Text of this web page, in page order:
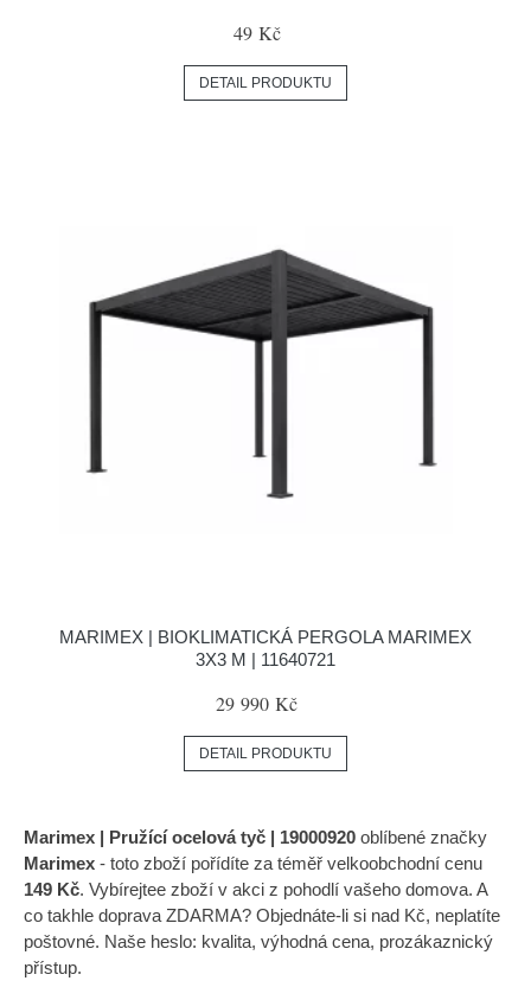
49 Kč
DETAIL PRODUKTU
MARIMEX | BIOKLIMATICKÁ PERGOLA MARIMEX
3X3 M | 11640721
29 990 Kč
DETAIL PRODUKTU
Marimex | Pružící ocelová tyč | 19000920 oblíbené značky
Marimex - toto zboží pořídíte za téměř velkoobchodní cenu
149 Kč. Vybírejtee zboží v akci z pohodlí vašeho domova. A
co takhle doprava ZDARMA? Objednáte-li si nad Kč, neplatíte
poštovné. Naše heslo: kvalita, výhodná cena, prozákaznický
přístup.